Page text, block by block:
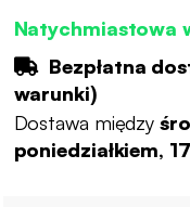
Natychmiastowa
Bezpłatna
warunki)
Dostawa między
poniedziałkiem,